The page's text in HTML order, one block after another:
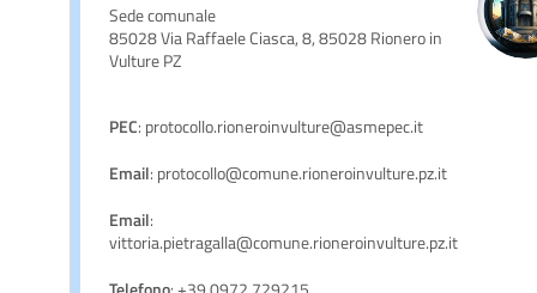
Sede comunale
85028 Via Raffaele Ciasca, 8, 85028 Rionero in
Vulture PZ
PEC: protocollo.rioneroinvulture@asmepec.it
Email: protocollo@comune.rioneroinvulture.pz.it
Email:
vittoria.pietragalla@comune.rioneroinvulture.pz.it